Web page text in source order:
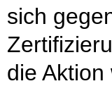
sich
die Aktion